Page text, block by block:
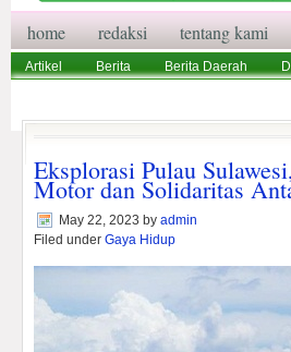
home redaksi tentang kami
Artikel Berita Berita Daerah
Eksplorasi Pulau
Motor dan Solidaritas
May 22, 2023 by admin
Filed under Gaya Hidup